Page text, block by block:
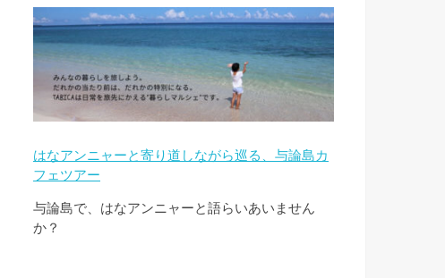
はなアンニャーと寄り道しながら巡る、与論島カ
フェツアー
与論島で、はなアンニャーと語らいあいません
か？